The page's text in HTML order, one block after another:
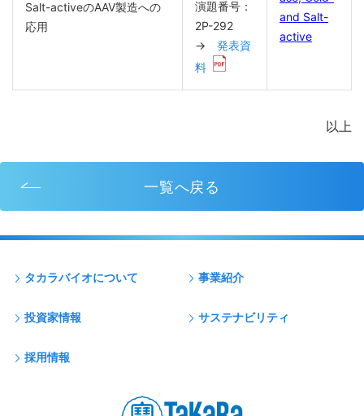
Salt-activeのAAV製造への
応用
演題番号：
2P-292
→ 発表資
料
and Salt-
active
以上
一覧へ戻る
タカラバイオについて 事業紹介
投資家情報 サステナビリティ
採用情報